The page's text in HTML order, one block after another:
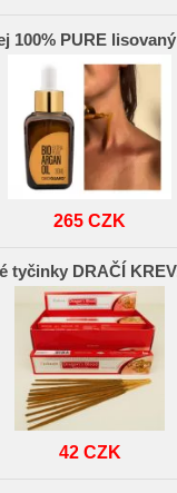
100% PURE
265 CZK
tyčinky DRAČÍ
42 CZK